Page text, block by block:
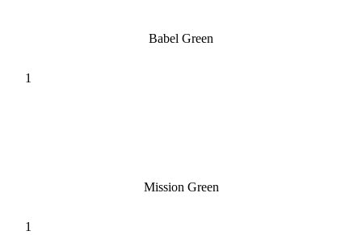
Babel Green
Mission Green